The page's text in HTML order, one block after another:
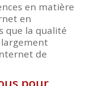
en matière
en
que la qualité
de